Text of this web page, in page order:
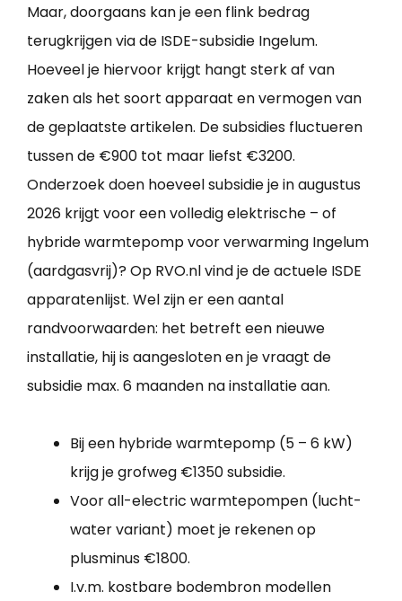
Maar, doorgaans kan je een flink bedrag
terugkrijgen via de ISDE-subsidie Ingelum.
Hoeveel je hiervoor krijgt hangt sterk af van
zaken als het soort apparaat en vermogen van
de geplaatste artikelen. De subsidies fluctueren
tussen de €900 tot maar liefst €3200.
Onderzoek doen hoeveel subsidie je in augustus
2026 krijgt voor een volledig elektrische – of
hybride warmtepomp voor verwarming Ingelum
(aardgasvrij)? Op RVO.nl vind je de actuele ISDE
apparatenlijst. Wel zijn er een aantal
randvoorwaarden: het betreft een nieuwe
installatie, hij is aangesloten en je vraagt de
subsidie max. 6 maanden na installatie aan.
Bij een hybride warmtepomp (5 – 6 kW)
krijg je grofweg €1350 subsidie.
Voor all-electric warmtepompen (lucht-
water variant) moet je rekenen op
plusminus €1800.
I.v.m. kostbare bodembron modellen